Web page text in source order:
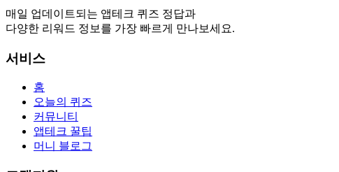
매일 업데이트되는 앱테크 퀴즈 정답과
다양한 리워드 정보를 가장 빠르게 만나보세요.
서비스
홈
오늘의 퀴즈
커뮤니티
앱테크 꿀팁
머니 블로그